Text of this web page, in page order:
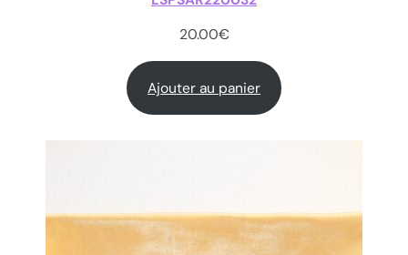
20.00€
Ajouter au panier